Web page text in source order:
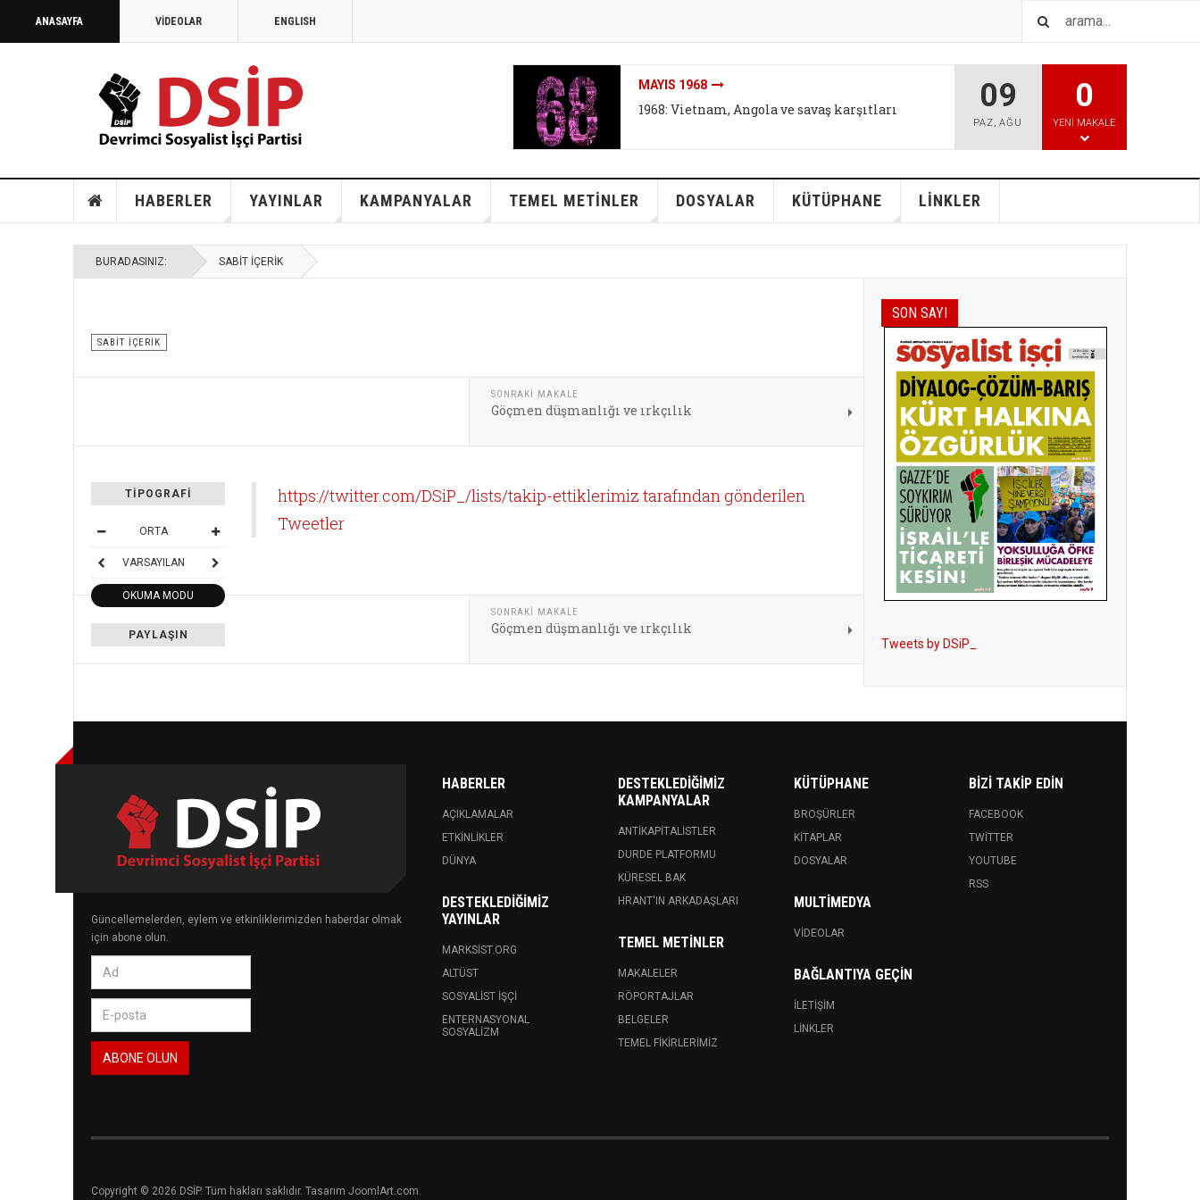
ANASAYFA VİDEOLAR ENGLISH
MAYIS 1968
1968: Vietnam, Angola ve savaş karşıtları 09
PAZ,AĞU
0
YENI MAKALE
HABERLER YAYINLAR KAMPANYALAR TEMEL METİNLER DOSYALAR KÜTÜPHANE LİNKLER
BURADASINIZ: SABIT İÇERIK
SABİT İÇERİK
SONRAKI MAKALE
Göçmen düşmanlığı ve ırkçılık
TIPOGRAFI
ORTA
VARSAYILAN
OKUMA MODU
PAYLAŞIN
https://twitter.com/DSiP_/lists/takip-ettiklerimiz tarafından gönderilen
Tweetler
SONRAKI MAKALE
Göçmen düşmanlığı ve ırkçılık
SON SAYI
Tweets by DSiP_
Güncellemelerden, eylem ve etkinliklerimizden haberdar olmak
için abone olun.
HABERLER
AÇIKLAMALAR
ETKINLIKLER
DÜNYA
DESTEKLEDIĞIMIZ
YAYINLAR
MARKSIST.ORG
ALTÜST
SOSYALIST İŞÇI
ENTERNASYONAL
SOSYALIZM
DESTEKLEDIĞIMIZ
KAMPANYALAR
ANTIKAPITALISTLER
DURDE PLATFORMU
KÜRESEL BAK
HRANT'IN ARKADAŞLARI
TEMEL METINLER
MAKALELER
RÖPORTAJLAR
BELGELER
TEMEL FIKIRLERIMIZ
KÜTÜPHANE
BROŞÜRLER
KITAPLAR
DOSYALAR
MULTIMEDYA
VIDEOLAR
BAĞLANTIYA GEÇIN
İLETIŞIM
LINKLER
BIZI TAKIP EDIN
FACEBOOK
TWITTER
YOUTUBE
RSS
Copyright © 2026 DSİP. Tüm hakları saklıdır. Tasarım JoomlArt.com.